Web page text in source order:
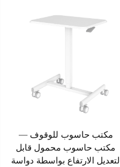
مكتب حاسوب للوقوف —
مكتب حاسوب محمول قابل
لتعديل الارتفاع بواسطة دواسة